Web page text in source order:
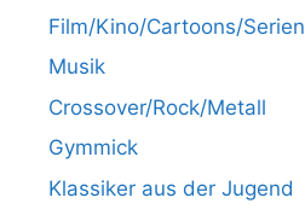
Film/Kino/Cartoons/Serien
Musik
Crossover/Rock/Metall
Gymmick
Klassiker aus der Jugend